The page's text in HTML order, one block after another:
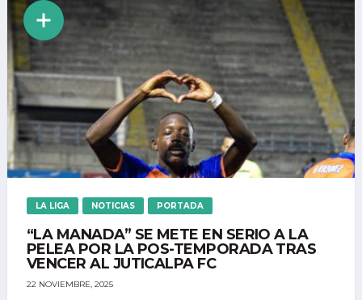
LA LIGA NOTICIAS PORTADA
“LA MANADA” SE METE EN SERIO A LA
PELEA POR LA POS-TEMPORADA TRAS
VENCER AL JUTICALPA FC
22 NOVIEMBRE, 2025